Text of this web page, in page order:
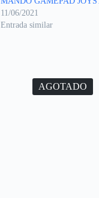
11/06/2021
Entrada similar
AGOTADO